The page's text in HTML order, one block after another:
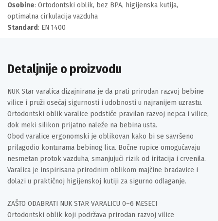
Osobine: Ortodontski oblik, bez BPA, higijenska kutija,
optimalna cirkulacija vazduha
Standard: EN 1400
Detaljnije o proizvodu
NUK Star varalica dizajnirana je da prati prirodan razvoj bebine
vilice i pruži osećaj sigurnosti i udobnosti u najranijem uzrastu.
Ortodontski oblik varalice podstiče pravilan razvoj nepca i vilice,
dok meki silikon prijatno naleže na bebina usta.
Obod varalice ergonomski je oblikovan kako bi se savršeno
prilagodio konturama bebinog lica. Bočne rupice omogućavaju
nesmetan protok vazduha, smanjujući rizik od iritacija i crvenila.
Varalica je inspirisana prirodnim oblikom majčine bradavice i
dolazi u praktičnoj higijenskoj kutiji za sigurno odlaganje.
ZAŠTO ODABRATI NUK STAR VARALICU 0–6 MESECI
Ortodontski oblik koji podržava prirodan razvoj vilice